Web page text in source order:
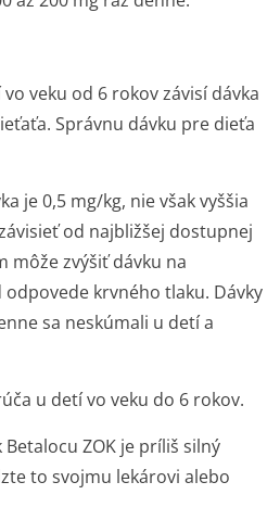
veku od 6 rokov závisí dávka
Správnu dávku pre dieťa
je 0,5 mg/kg, nie však vyššia
od najbližšej dostupnej
môže zvýšiť dávku na
krvného tlaku. Dávky
sa neskúmali u detí a
u detí vo veku do 6 rokov.
ZOK je príliš silný
to svojmu lekárovi alebo